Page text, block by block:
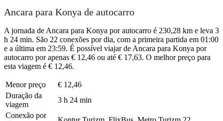
Ancara para Konya de autocarro
A jornada de Ancara para Konya por autocarro é 230,28 km e leva 3
h 24 min. São 22 conexões por dia, com a primeira partida em 01:00
e a última em 23:59. É possível viajar de Ancara para Konya por
autocarro por apenas € 12,46 ou até € 17,63. O melhor preço para
esta viagem é € 12,46.
Menor preço
€ 12,46
Duração da
viagem
3 h 24 min
Conexão por